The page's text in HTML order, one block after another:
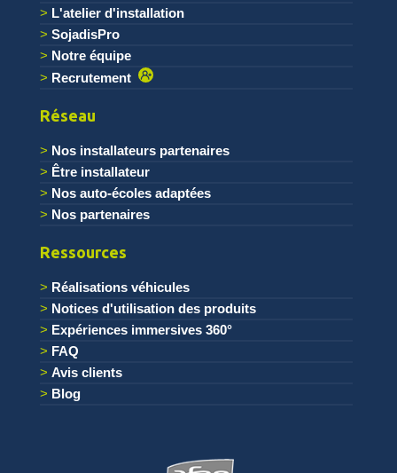
L'atelier d'installation
SojadisPro
Notre équipe
Recrutement
Réseau
Nos installateurs partenaires
Être installateur
Nos auto-écoles adaptées
Nos partenaires
Ressources
Réalisations véhicules
Notices d'utilisation des produits
Expériences immersives 360°
FAQ
Avis clients
Blog